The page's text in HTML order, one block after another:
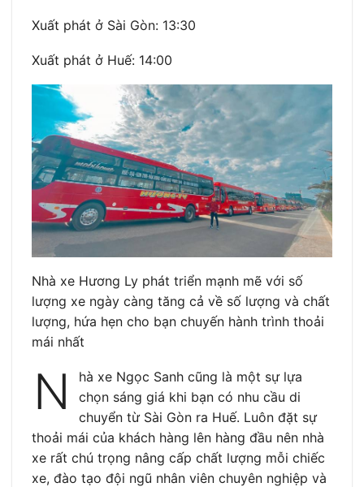
Xuất phát ở Sài Gòn: 13:30
Xuất phát ở Huế: 14:00
Nhà xe Hương Ly phát triển mạnh mẽ với số
lượng xe ngày càng tăng cả về số lượng và chất
lượng, hứa hẹn cho bạn chuyến hành trình thoải
mái nhất
N
hà xe Ngọc Sanh cũng là một sự lựa
chọn sáng giá khi bạn có nhu cầu di
chuyển từ Sài Gòn ra Huế. Luôn đặt sự
thoải mái của khách hàng lên hàng đầu nên nhà
xe rất chú trọng nâng cấp chất lượng mỗi chiếc
xe, đào tạo đội ngũ nhân viên chuyên nghiệp và